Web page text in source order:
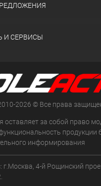
И СЕРВИСЫ
2026 © Все права
оставляет за собой право
продукции
информирования
г.Москва, 4-й Рощинский